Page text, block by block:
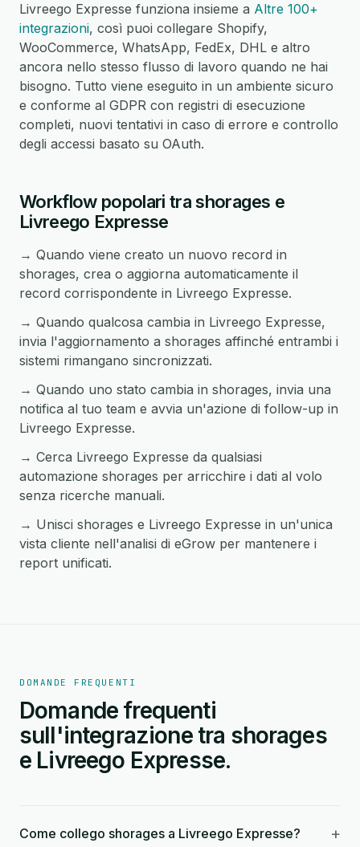
Livreego Expresse funziona insieme a Altre 100+
integrazioni, così puoi collegare Shopify,
WooCommerce, WhatsApp, FedEx, DHL e altro
ancora nello stesso flusso di lavoro quando ne hai
bisogno. Tutto viene eseguito in un ambiente sicuro
e conforme al GDPR con registri di esecuzione
completi, nuovi tentativi in caso di errore e controllo
degli accessi basato su OAuth.
Workflow popolari tra shorages e
Livreego Expresse
→ Quando viene creato un nuovo record in
shorages, crea o aggiorna automaticamente il
record corrispondente in Livreego Expresse.
→ Quando qualcosa cambia in Livreego Expresse,
invia l'aggiornamento a shorages affinché entrambi i
sistemi rimangano sincronizzati.
→ Quando uno stato cambia in shorages, invia una
notifica al tuo team e avvia un'azione di follow-up in
Livreego Expresse.
→ Cerca Livreego Expresse da qualsiasi
automazione shorages per arricchire i dati al volo
senza ricerche manuali.
→ Unisci shorages e Livreego Expresse in un'unica
vista cliente nell'analisi di eGrow per mantenere i
report unificati.
DOMANDE FREQUENTI
Domande frequenti
sull'integrazione tra shorages
e Livreego Expresse.
Come collego shorages a Livreego Expresse? +